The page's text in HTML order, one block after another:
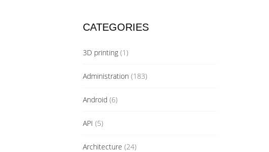
CATEGORIES
3D printing(1)
Administration (183)
Android (6)
API (5)
Architecture (24)